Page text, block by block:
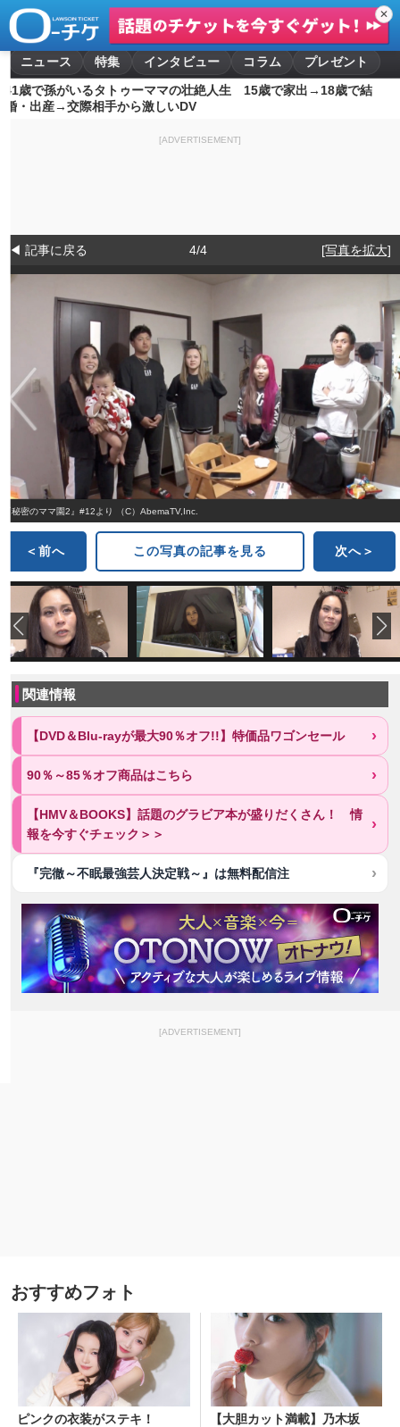
✕
ニュース 特集 インタビュー コラム
プレゼント
41歳で孫がいるタトゥーママの壮絶人生 15歳で家出→18歳で結
婚・出産→交際相手から激しいDV
[ADVERTISEMENT]
◀ 記事に戻る 4/4 [写真を拡大]
『秘密のママ園2』#12より （C）AbemaTV,Inc.
＜前へ この写真の記事を見る 次へ＞
関連情報
【DVD＆Blu-rayが最大90％オフ!!】特価品ワゴンセール
90％～85％オフ商品はこちら
【HMV＆BOOKS】話題のグラビア本が盛りだくさん！ 情
報を今すぐチェック＞＞
『完徹～不眠最強芸人決定戦～』は無料配信注
[ADVERTISEMENT]
おすすめフォト
ピンクの衣装がステキ！
【大胆カット満載】乃木坂